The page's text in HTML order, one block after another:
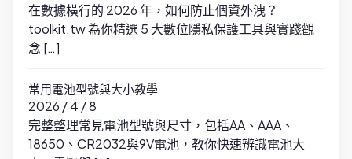
在數據橫行的 2026 年，如何防止個資外洩？
toolkit.tw 為你精選 5 大數位隱私保護工具與實踐觀
念 […]
常用電池型號與大小教學
2026 / 4 / 8
完整整理常見電池型號與尺寸，包括AA、AAA、
18650、CR2032與9V電池，教你快速辨識電池大